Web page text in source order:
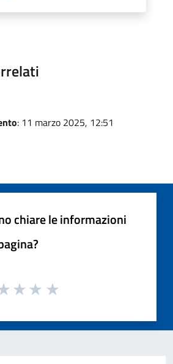
: 11 marzo 2025, 12:51
chiare le informazioni